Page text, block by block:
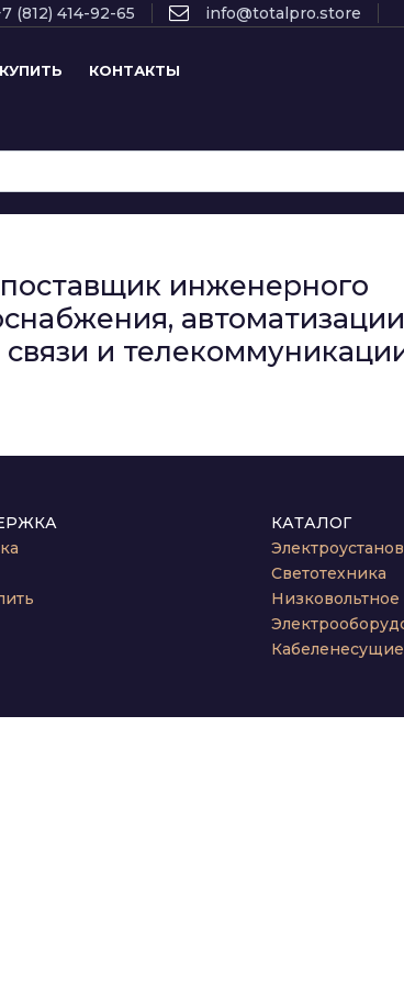
(812) 414-92-65 info@totalpro.store
КОНТАКТЫ
инженерного
и
КАТАЛОГ
Светотехника